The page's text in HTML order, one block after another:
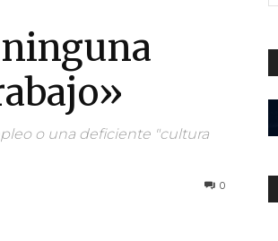
o una deficiente "cultura
0